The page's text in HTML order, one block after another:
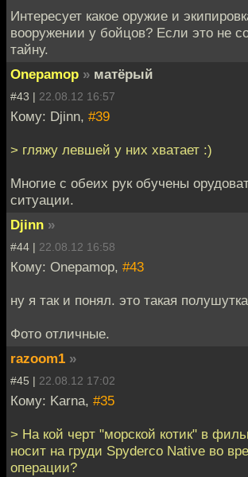
Интересует какое оружие и
вооружении у бойцов? Если это не
тайну.
Onepamop » матёрый
#43 | 22.08.12 16:57
Кому: Djinn, #39
> гляжу левшей у них хватает :)
Многие с обеих рук обучены
ситуации.
Djinn »
#44 | 22.08.12 16:58
Кому: Onepamop, #43
ну я так и понял. это такая
Фото отличные.
razoom1 »
#45 | 22.08.12 17:02
Кому: Karna, #35
> На кой черт "морской котик" в
носит на груди Spyderco Native во
операции?